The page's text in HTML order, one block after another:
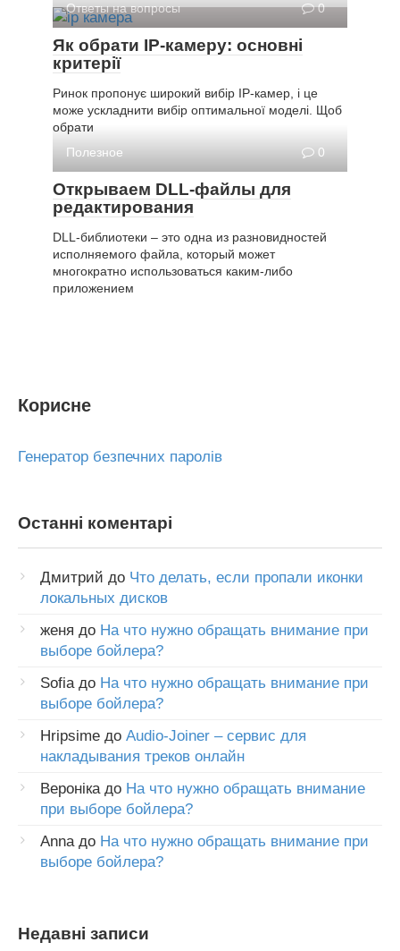
Ответы на вопросы 0
Як обрати IP-камеру: основні
критерії
Ринок пропонує широкий вибір IP-камер, і це
може ускладнити вибір оптимальної моделі. Щоб
обрати
Полезное
0
Открываем DLL-файлы для
редактирования
DLL-библиотеки – это одна из разновидностей
исполняемого файла, который может
многократно использоваться каким-либо
приложением
Корисне
Генератор безпечних паролів
Останні коментарі
Дмитрий до Что делать, если пропали иконки
локальных дисков
женя до На что нужно обращать внимание при
выборе бойлера?
Sofiaдо На что нужно обращать внимание при
выборе бойлера?
Hripsime до Audio-Joiner – сервис для
накладывания треков онлайн
Веронікадо На что нужно обращать внимание
при выборе бойлера?
Annaдо На что нужно обращать внимание при
выборе бойлера?
Недавні записи